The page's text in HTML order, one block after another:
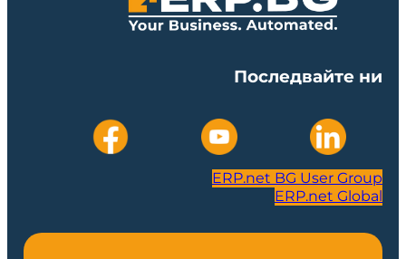
Последвайте ни
ERP.net BG User Group
ERP.net Global